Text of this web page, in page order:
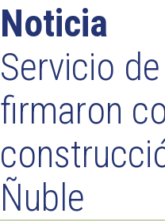
Noticia
Servicio
firmaron
Ñuble